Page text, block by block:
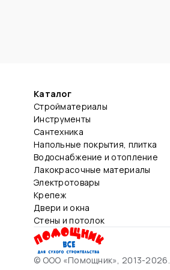
Каталог
Стройматериалы
Инструменты
Сантехника
Напольные покрытия, плитка
Водоснабжение и отопление
Лакокрасочные материалы
Электротовары
Крепеж
Двери и окна
Стены и потолок
© ООО «Помощник», 2013-2026.